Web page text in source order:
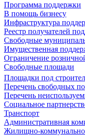
Программа поддержки
В помощь бизнесу
Инфраструктура
Реестр получателей
Свободные
Имущественная
Ограничение
Свободные площади
Площадки под
Перечень свободных
Перечень
Социальное
Транспорт
Административная
Жилищно-